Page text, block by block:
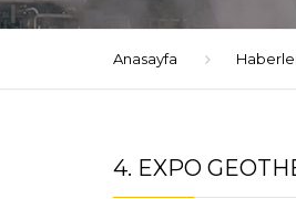
Anasayfa
4. EXPO